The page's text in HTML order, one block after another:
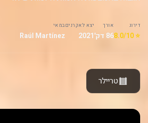
דירוג
⭐ 8.0/10
אורך
86 דק'
יצא לאקרנים
2021
במאי
Raúl Martínez
טריילר